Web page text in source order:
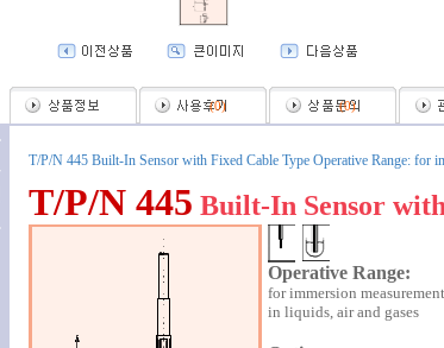
(0) (0)
T/P/N 445 Built-In Sensor with Fixed Cable Type Operative Range: for
T/P/N 445 Built-In Sensor
Operative Range:
for immersion
in liquids, air and gases